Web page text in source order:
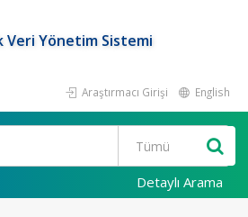
Veri Yönetim Sistemi
Araştırmacı Girişi English
Detaylı Arama